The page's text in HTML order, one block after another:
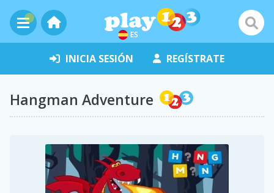
ES
INICIA SESIÓN REGÍSTRATE
Hangman Adventure